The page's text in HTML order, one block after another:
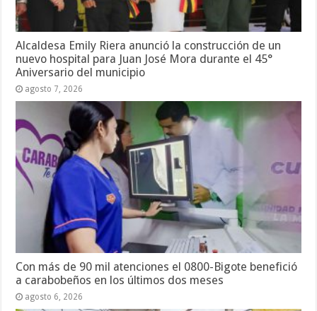
Alcaldesa Emily Riera anunció la construcción de un
nuevo hospital para Juan José Mora durante el 45°
Aniversario del municipio
agosto 7, 2026
Con más de 90 mil atenciones el 0800-Bigote benefició
a carabobeños en los últimos dos meses
agosto 6, 2026